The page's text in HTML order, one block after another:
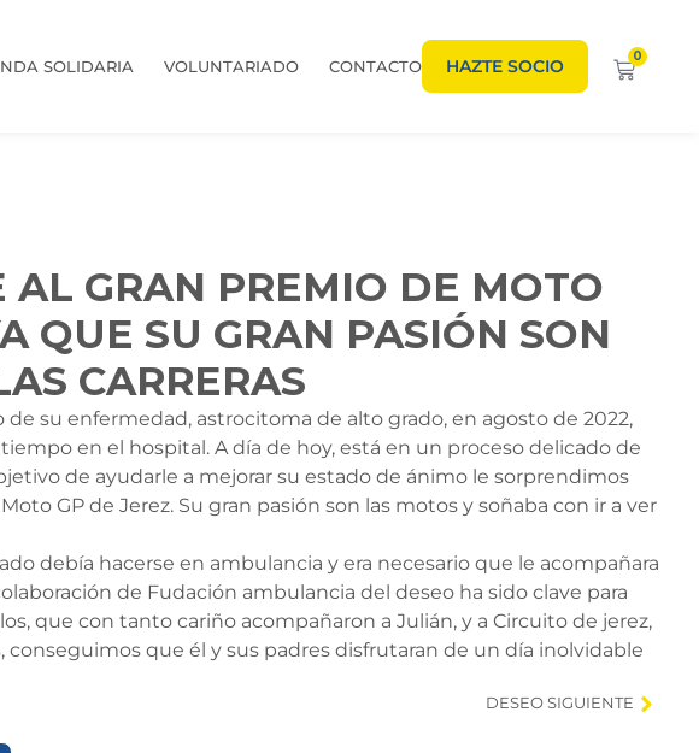
SOLIDARIA VOLUNTARIADO CONTACTO HAZTE SOCIO 0
GRAN PREMIO DE MOTO
QUE SU GRAN PASIÓN SON
CARRERAS
su enfermedad, astrocitoma de alto grado, en agosto de 2022,
en el hospital. A día de hoy, está en un proceso delicado de
de ayudarle a mejorar su estado de ánimo le sorprendimos
GP de Jerez. Su gran pasión son las motos y soñaba con ir a ver
debía hacerse en ambulancia y era necesario que le acompañara
de Fudación ambulancia del deseo ha sido clave para
que con tanto cariño acompañaron a Julián, y a Circuito de jerez,
conseguimos que él y sus padres disfrutaran de un día inolvidable
DESEO SIGUIENTE